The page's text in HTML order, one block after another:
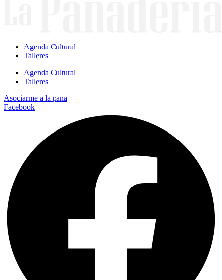
Agenda Cultural
Talleres
Agenda Cultural
Talleres
Asociarme a la pana
Facebook